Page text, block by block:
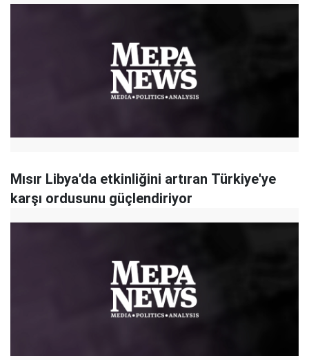
Mısır Libya'da etkinliğini artıran Türkiye'ye
karşı ordusunu güçlendiriyor